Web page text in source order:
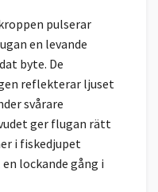
pulserar
en levande
byte. De
reflekterar ljuset
svårare
ger flugan rätt
i fiskedjupet
lockande gång i